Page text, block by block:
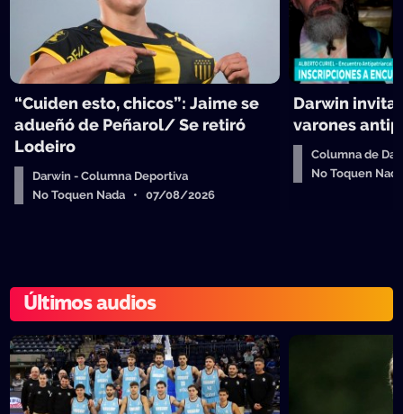
“Cuiden esto, chicos”: Jaime se
adueñó de Peñarol/ Se retiró
Lodeiro
Darwin - Columna Deportiva
No Toquen Nada • 07/08/2026
Darwin invita
varones
Columna de
No Toquen
Últimos audios